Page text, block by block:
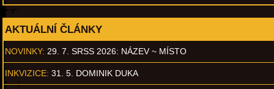
AKTUÁLNÍ ČLÁNKY
NOVINKY: 29. 7. SRSS 2026: NÁZEV ~ MÍSTO
INKVIZICE: 31. 5. DOMINIK DUKA